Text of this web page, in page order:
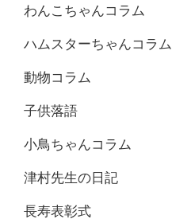
わんこちゃんコラム
ハムスターちゃんコラム
動物コラム
子供落語
小鳥ちゃんコラム
津村先生の日記
長寿表彰式